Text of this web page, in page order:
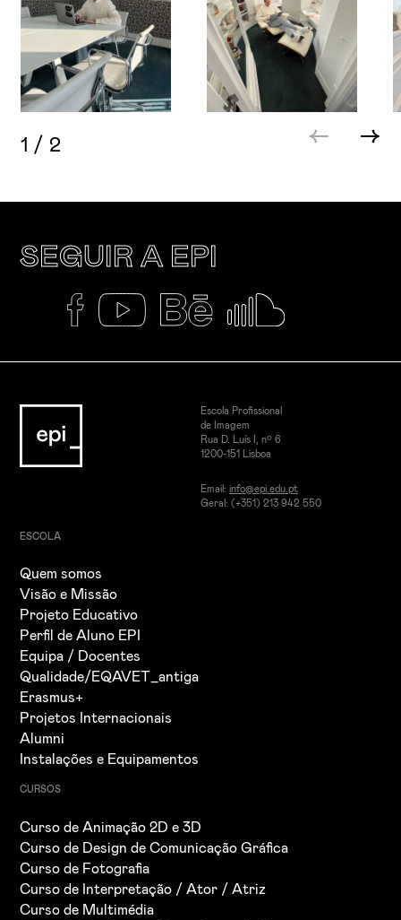
1 / 2
SEGUIR A EPI
Escola Profissional
de Imagem
Rua D. Luís I, nº 6
1200-151 Lisboa
Email: info@epi.edu.pt
Geral: (+351) 213 942 550
ESCOLA
Quem somos
Visão e Missão
Projeto Educativo
Perfil de Aluno EPI
Equipa / Docentes
Qualidade/EQAVET_antiga
Erasmus+
Projetos Internacionais
Alumni
Instalações e Equipamentos
CURSOS
Curso de Animação 2D e 3D
Curso de Design de Comunicação Gráfica
Curso de Fotografia
Curso de Interpretação / Ator / Atriz
Curso de Multimédia